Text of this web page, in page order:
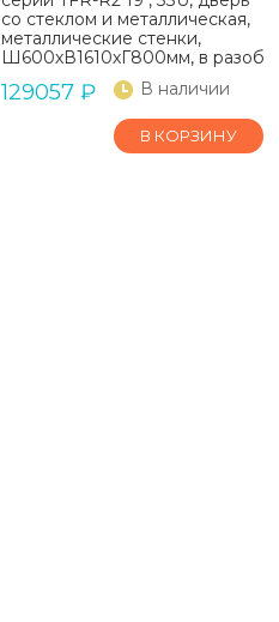
со стеклом и металлическая,
металлические стенки,
Ш600хВ1610хГ800мм, в
129057 ₽ В наличии
В КОРЗИНУ